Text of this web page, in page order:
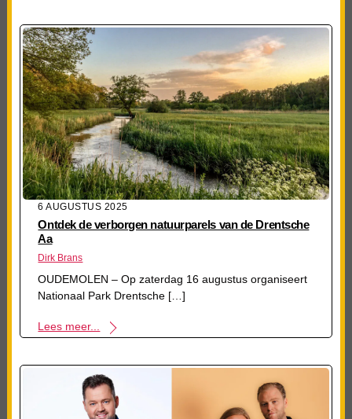
6 AUGUSTUS 2025
Ontdek de verborgen natuurparels van de Drentsche
Aa
Dirk Brans
OUDEMOLEN – Op zaterdag 16 augustus organiseert
Nationaal Park Drentsche […]
Lees meer...